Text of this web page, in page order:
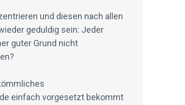
und diesen nach allen
geduldig sein: Jeder
guter Grund nicht
einfach vorgesetzt bekommt